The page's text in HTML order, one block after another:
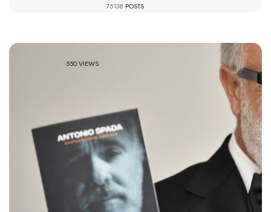
75138 POSTS
550 VIEWS